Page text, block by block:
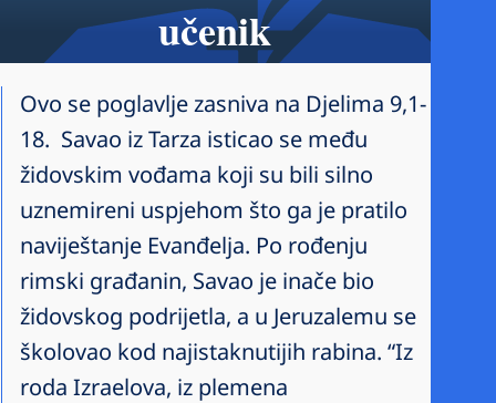
učenik
Ovo se poglavlje zasniva na Djelima 9,1-
18. Savao iz Tarza isticao se među
židovskim vođama koji su bili silno
uznemireni uspjehom što ga je pratilo
naviještanje Evanđelja. Po rođenju
rimski građanin, Savao je inače bio
židovskog podrijetla, a u Jeruzalemu se
školovao kod najistaknutijih rabina. “Iz
roda Izraelova, iz plemena